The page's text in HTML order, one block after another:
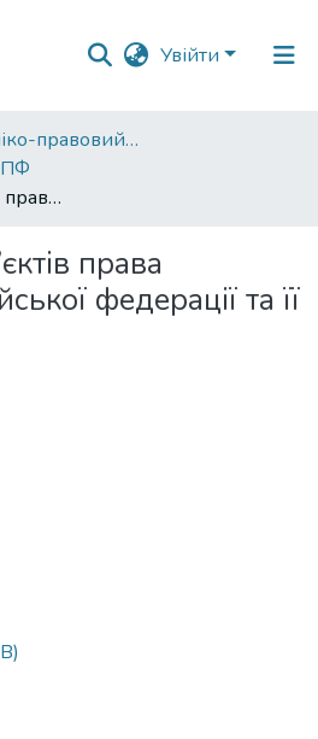
Увійти
04. Економіко-правовий факультет
Вилучення об’єктів права власності російської федерації та її резидентів
права
федерації та її